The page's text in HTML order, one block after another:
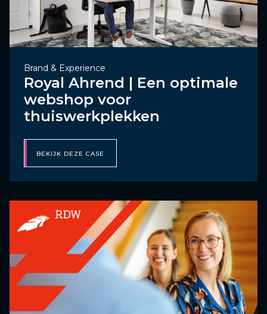
Brand & Experience
Royal Ahrend | Een optimale
webshop voor
thuiswerkplekken
BEKIJK DEZE CASE